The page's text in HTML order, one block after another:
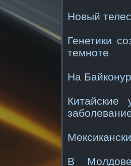
Новый
Генетики
темноте
На
В